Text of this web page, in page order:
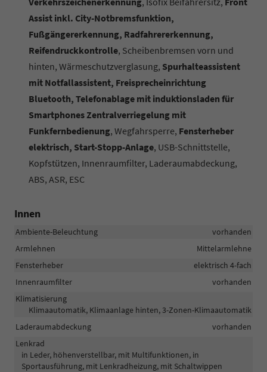
Assist inkl. City-Notbremsfunktion,
Fußgängererkennung, Radfahrererkennung,
Reifendruckkontrolle, Scheibenbremsen vorn und
hinten, Wärmeschutzverglasung, Spurhalteassistent
mit Notfallassistent, Freisprecheinrichtung
Bluetooth, Telefonablage mit induktionsladen für
Smartphones Zentralverriegelung mit
Funkfernbedienung, Wegfahrsperre, Fensterheber
elektrisch, Start-Stopp-Anlage, USB-Schnittstelle,
Kopfstützen, Innenraumfilter, Laderaumabdeckung,
ABS, ASR, ESC
Innen
Ambiente-Beleuchtung
vorhanden
Armlehnen
Mittelarmlehne
Fensterheber
elektrisch 4-fach
Innenraumfilter
vorhanden
Klimatisierung
Klimaautomatik, Klimaanlage hinten, 3-Zonen-Klimaautomatik
Laderaumabdeckung
vorhanden
Lenkrad
in Leder, höhenverstellbar, mit Multifunktionen, in
Sportausführung, mit Lenkradheizung, mit Schaltwippen